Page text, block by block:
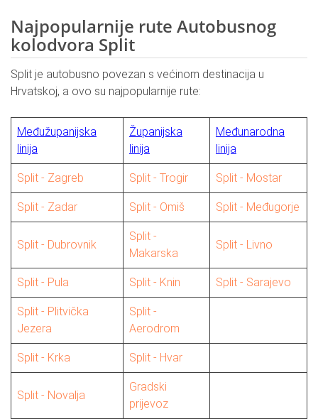
Najpopularnije rute Autobusnog
kolodvora Split
Split je autobusno povezan s većinom destinacija u
Hrvatskoj, a ovo su najpopularnije rute:
Međužupanijska
linija
Županijska
linija
Međunarodna
linija
Split - Zagreb Split - Trogir Split - Mostar
Split - Zadar Split - Omiš Split - Međugorje
Split - Dubrovnik
Split -
Makarska
Split - Livno
Split - Pula Split - Knin Split - Sarajevo
Split - Plitvička
Jezera
Split -
Aerodrom
Split - Krka Split - Hvar
Split - Novalja
Gradski
prijevoz